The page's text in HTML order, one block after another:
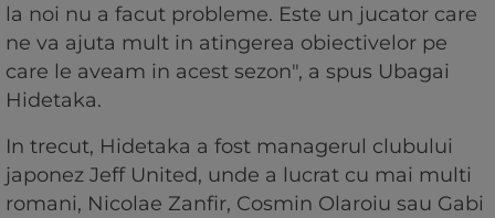
la noi nu a facut probleme. Este un jucator care
ne va ajuta mult in atingerea obiectivelor pe
care le aveam in acest sezon", a spus Ubagai
Hidetaka.
In trecut, Hidetaka a fost managerul clubului
japonez Jeff United, unde a lucrat cu mai multi
romani, Nicolae Zanfir, Cosmin Olaroiu sau Gabi